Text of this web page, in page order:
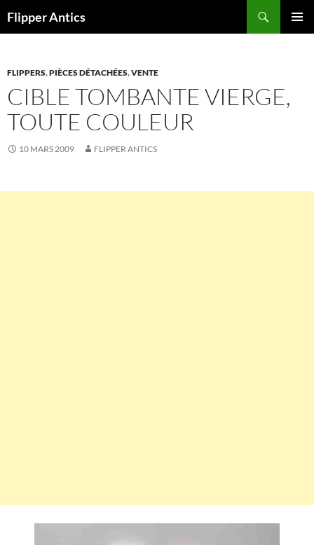
auFlipper Antics
FLIPPERS,PIÈCES DÉTACHÉES,VENTE
CIBLE TOMBANTE VIERGE,
TOUTE COULEUR
10 MARS 2009 FLIPPER ANTICS